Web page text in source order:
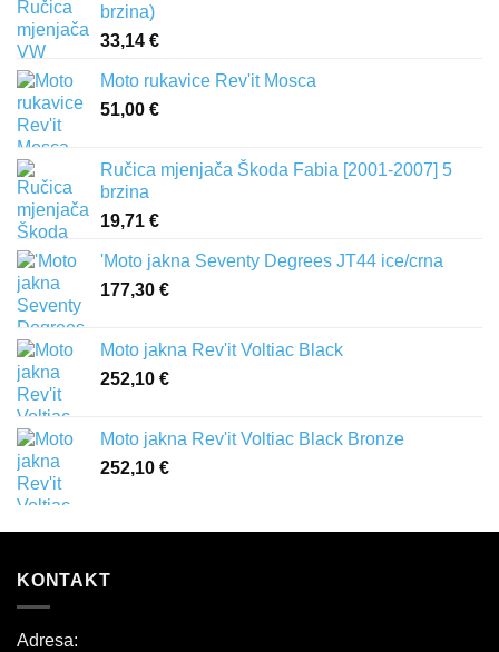
brzina)
33,14 €
Moto rukavice Rev'it Mosca
51,00 €
Ručica mjenjača Škoda Fabia [2001-2007] 5
brzina
19,71 €
'Moto jakna Seventy Degrees JT44 ice/crna
177,30 €
Moto jakna Rev'it Voltiac Black
252,10 €
Moto jakna Rev'it Voltiac Black Bronze
252,10 €
KONTAKT
Adresa: